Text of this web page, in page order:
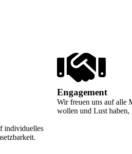
individuelles
Engagement
Wir freuen uns auf alle
wollen und Lust haben,